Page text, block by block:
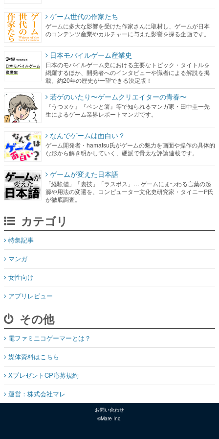
ゲーム世代の作家たち
ゲームに多大な影響を受けた作家さんに取材し、ゲームが日本
のコンテンツ産業やカルチャーに与えた影響を探る企画です。
日本モバイルゲーム産業史
日本のモバイルゲーム史における主要なトピック・タイトルを
網羅するほか、開発者へのインタビューや識者による解説を掲
載。約20年の歴史が一望できる決定版！
若ゲのいたり〜ゲームクリエイターの青春〜
『うつヌケ』『ペンと箸』等で知られるマンガ家・田中圭一先
生によるゲーム業界レポートマンガです。
なんでゲームは面白い？
ゲーム開発者・hamatsu氏がゲームの魅力を画面や操作の具体的
な形から解き明かしていく、硬派で骨太な評論連載です。
ゲームが変えた日本語
「経験値」「裏技」「ラスボス」… ゲームにまつわる言葉の起
源や用法の変遷を、コンピューター文化史研究家・タイニーP氏
が徹底調査。
カテゴリ
特集記事
マンガ
女性向け
アプリレビュー
その他
電ファミニコゲーマーとは？
媒体資料はこちら
XプレゼントCP応募規約
運営：株式会社マレ
お問い合わせ
©Mare Inc.